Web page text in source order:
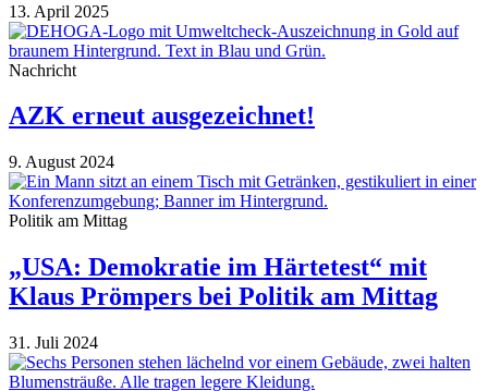
13. April 2025
Nachricht
AZK erneut ausgezeichnet!
9. August 2024
Politik am Mittag
„USA: Demokratie im Härtetest“ mit
Klaus Prömpers bei Politik am Mittag
31. Juli 2024